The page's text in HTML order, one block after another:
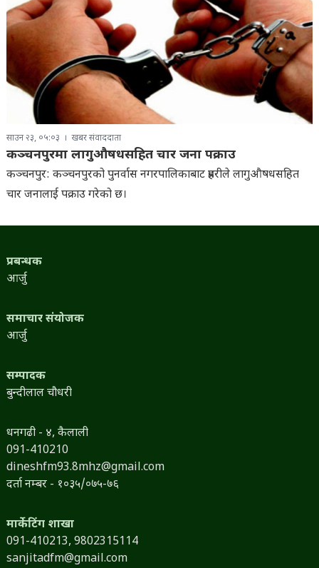
साउन २३, ०५:०३ खबर संवाददाता
कञ्चनपुरमा लागुऔषधसहित चार जना पक्राउ
कञ्चनपुर: कञ्चनपुरको पुनर्वास नगरपालिकाबाट प्रहरीले लागुऔषधसहित
चार जनालाई पक्राउ गरेको छ।
प्रबन्धक
आर्जु
समाचार संयोजक
आर्जु
सम्पादक
बुन्दीलाल चौधरी
धनगढी - ४, कैलाली
091-410210
dineshfm93.8mhz@gmail.com
दर्ता नम्बर - १०३५/०७५-७६
मार्केटिंग शाखा
091-410213, 9802315114
sanjitadfm@gmail.com